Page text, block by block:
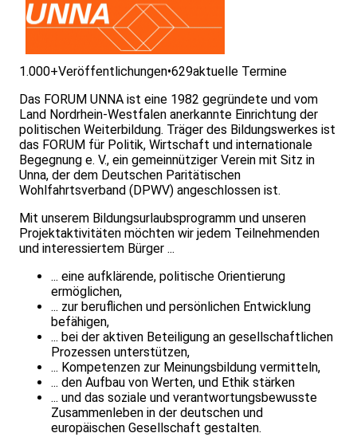
1.000+Veröffentlichungen•629aktuelle Termine
Das FORUM UNNA ist eine 1982 gegründete und vom
Land Nordrhein-Westfalen anerkannte Einrichtung der
politischen Weiterbildung. Träger des Bildungswerkes ist
das FORUM für Politik, Wirtschaft und internationale
Begegnung e. V., ein gemeinnütziger Verein mit Sitz in
Unna, der dem Deutschen Paritätischen
Wohlfahrtsverband (DPWV) angeschlossen ist.
Mit unserem Bildungsurlaubsprogramm und unseren
Projektaktivitäten möchten wir jedem Teilnehmenden
und interessiertem Bürger ...
... eine aufklärende, politische Orientierung
ermöglichen,
... zur beruflichen und persönlichen Entwicklung
befähigen,
... bei der aktiven Beteiligung an gesellschaftlichen
Prozessen unterstützen,
... Kompetenzen zur Meinungsbildung vermitteln,
... den Aufbau von Werten, und Ethik stärken
... und das soziale und verantwortungsbewusste
Zusammenleben in der deutschen und
europäischen Gesellschaft gestalten.